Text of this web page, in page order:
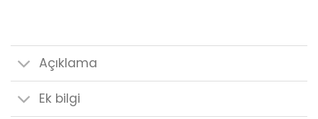
Açıklama
Ek bilgi